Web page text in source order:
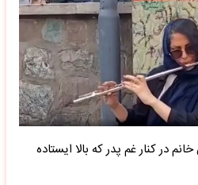
در کنار غم پدر که بالا ایستاده